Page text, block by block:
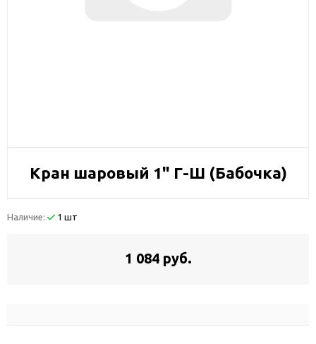
Кран шаровый 1" Г-Ш (Бабочка)
Наличие: 1 шт
1 084 руб.